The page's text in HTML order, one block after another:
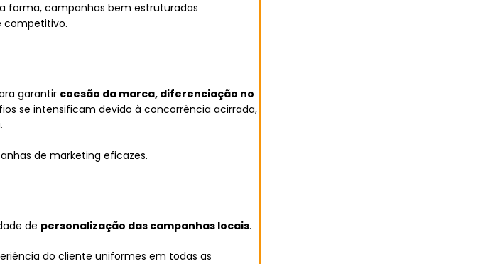
forma, campanhas bem estruturadas
competitivo.
garantir coesão da marca, diferenciação no
se intensificam devido à concorrência acirrada,
de marketing eficazes.
de personalização das campanhas locais.
do cliente uniformes em todas as